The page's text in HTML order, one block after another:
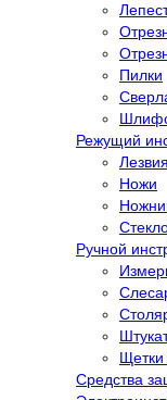
Пилки
Режущий
Ножи
Ручной
Щетки
Средства